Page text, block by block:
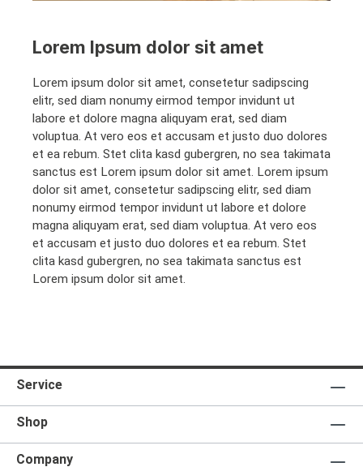
Lorem Ipsum dolor sit amet
Lorem ipsum dolor sit amet, consetetur sadipscing
elitr, sed diam nonumy eirmod tempor invidunt ut
labore et dolore magna aliquyam erat, sed diam
voluptua. At vero eos et accusam et justo duo dolores
et ea rebum. Stet clita kasd gubergren, no sea takimata
sanctus est Lorem ipsum dolor sit amet. Lorem ipsum
dolor sit amet, consetetur sadipscing elitr, sed diam
nonumy eirmod tempor invidunt ut labore et dolore
magna aliquyam erat, sed diam voluptua. At vero eos
et accusam et justo duo dolores et ea rebum. Stet
clita kasd gubergren, no sea takimata sanctus est
Lorem ipsum dolor sit amet.
Service
Shop
Company